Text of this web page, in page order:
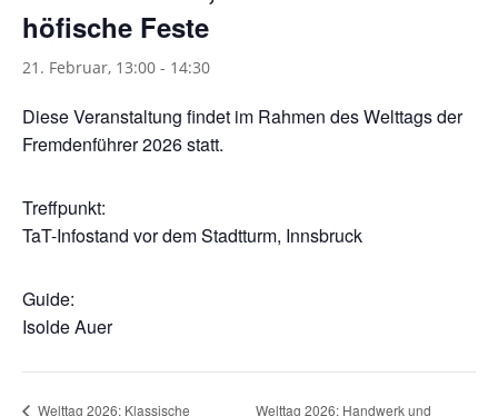
höfische Feste
21. Februar, 13:00 - 14:30
Diese Veranstaltung findet im Rahmen des Welttags der
Fremdenführer 2026 statt.
Treffpunkt:
TaT-Infostand vor dem Stadtturm, Innsbruck
Guide:
Isolde Auer
Welttag 2026: Klassische
Welttag 2026: Handwerk und